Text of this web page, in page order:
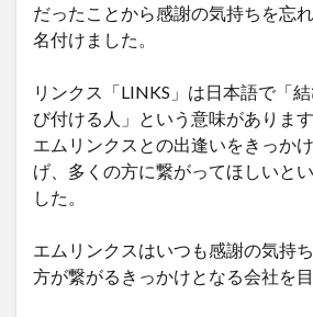
だったことから感謝の気持ちを忘
名付けました。
リンクス「LINKS」は日本語で「
び付ける人」という意味があります
エムリンクスとの出逢いをきっか
げ、多くの方に繋がってほしいと
した。
エムリンクスはいつも感謝の気持
方が繋がるきっかけとなる会社を目